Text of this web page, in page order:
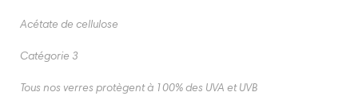
Acétate de cellulose
Catégorie 3
Tous nos verres protègent à 100% des UVA et UVB